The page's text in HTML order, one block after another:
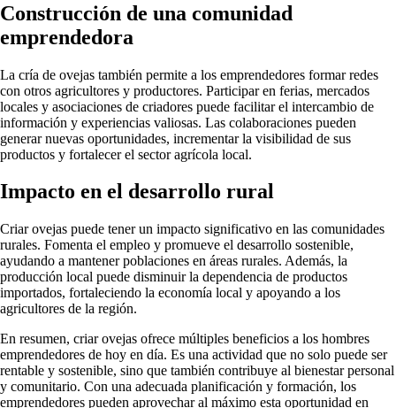
Construcción de una comunidad
emprendedora
La cría de ovejas también permite a los emprendedores formar redes
con otros agricultores y productores. Participar en ferias, mercados
locales y asociaciones de criadores puede facilitar el intercambio de
información y experiencias valiosas. Las colaboraciones pueden
generar nuevas oportunidades, incrementar la visibilidad de sus
productos y fortalecer el sector agrícola local.
Impacto en el desarrollo rural
Criar ovejas puede tener un impacto significativo en las comunidades
rurales. Fomenta el empleo y promueve el desarrollo sostenible,
ayudando a mantener poblaciones en áreas rurales. Además, la
producción local puede disminuir la dependencia de productos
importados, fortaleciendo la economía local y apoyando a los
agricultores de la región.
En resumen, criar ovejas ofrece múltiples beneficios a los hombres
emprendedores de hoy en día. Es una actividad que no solo puede ser
rentable y sostenible, sino que también contribuye al bienestar personal
y comunitario. Con una adecuada planificación y formación, los
emprendedores pueden aprovechar al máximo esta oportunidad en